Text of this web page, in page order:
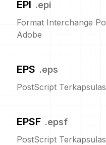
EPI .epi
Format Interchange
Adobe
EPS .eps
PostScript
EPSF .epsf
PostScript